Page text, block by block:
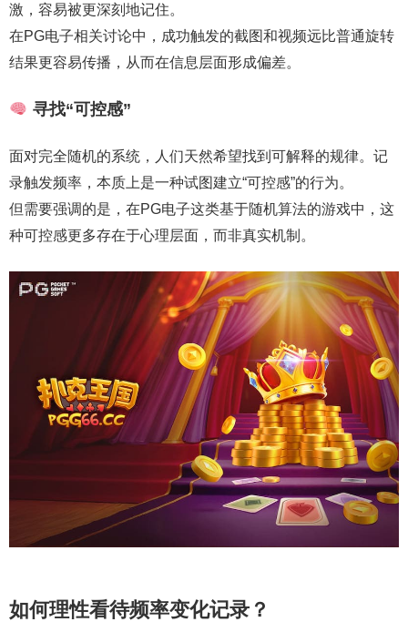
激，容易被更深刻地记住。
在PG电子相关讨论中，成功触发的截图和视频远比普通旋转
结果更容易传播，从而在信息层面形成偏差。
寻找“可控感”
面对完全随机的系统，人们天然希望找到可解释的规律。记
录触发频率，本质上是一种试图建立“可控感”的行为。
但需要强调的是，在PG电子这类基于随机算法的游戏中，这
种可控感更多存在于心理层面，而非真实机制。
如何理性看待频率变化记录？